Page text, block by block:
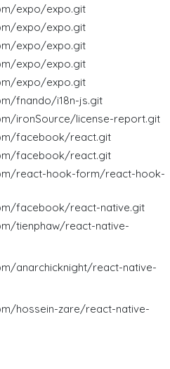
expo/expo.git
expo/expo.git
expo/expo.git
expo/expo.git
expo/expo.git
fnando/i18n-js.git
ironSource/license-report.git
facebook/react.git
facebook/react.git
react-hook-form/react-hook-
facebook/react-native.git
tienphaw/react-native-
anarchicknight/react-native-
hossein-zare/react-native-